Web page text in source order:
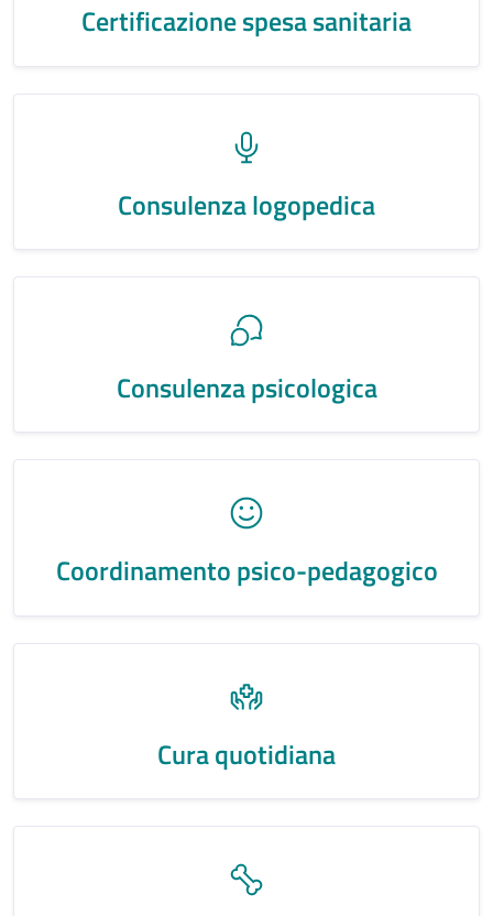
Certificazione spesa sanitaria
Consulenza logopedica
Consulenza psicologica
Coordinamento psico-pedagogico
Cura quotidiana